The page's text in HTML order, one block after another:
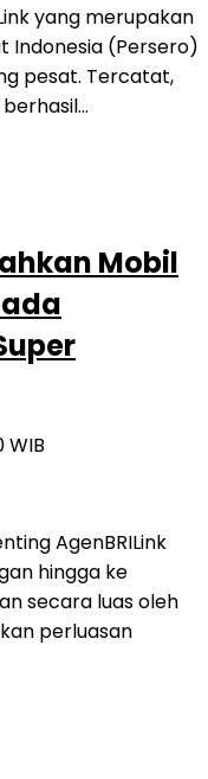
yang merupakan
Indonesia (Persero)
pesat. Tercatat,
Mobil
WIB
AgenBRILink
hingga ke
secara luas oleh
perluasan